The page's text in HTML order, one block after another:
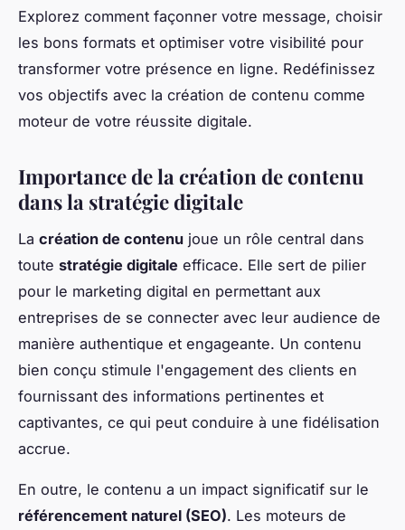
Explorez comment façonner votre message, choisir
les bons formats et optimiser votre visibilité pour
transformer votre présence en ligne. Redéfinissez
vos objectifs avec la création de contenu comme
moteur de votre réussite digitale.
Importance de la création de contenu
dans la stratégie digitale
La création de contenu joue un rôle central dans
toute stratégie digitale efficace. Elle sert de pilier
pour le marketing digital en permettant aux
entreprises de se connecter avec leur audience de
manière authentique et engageante. Un contenu
bien conçu stimule l'engagement des clients en
fournissant des informations pertinentes et
captivantes, ce qui peut conduire à une fidélisation
accrue.
En outre, le contenu a un impact significatif sur le
référencement naturel (SEO). Les moteurs de